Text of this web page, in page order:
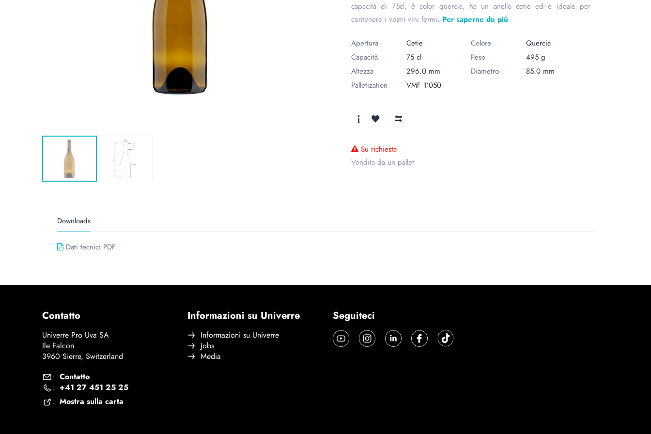
capacità di 75cl, è color quercia, ha un anello cetie ed è ideale per
contenere i vostri vini fermi. Per saperne du più
Apertura Cetie Colore
Quercia
Capacità
75 cl Peso
495 g
Altezza
296.0 mm Diametro
85.0 mm
Palletization
VMF 1’050
Su richiesta
Vendita da un pallet
Downloads
Dati tecnici PDF
Contatto
Univerre Pro Uva SA
Ile Falcon
3960 Sierre, Switzerland
: Contatto
: +41 27 451 25 25
: Mostra sulla carta
Informazioni su Univerre
Informazioni su Univerre
Jobs
Media
Seguiteci